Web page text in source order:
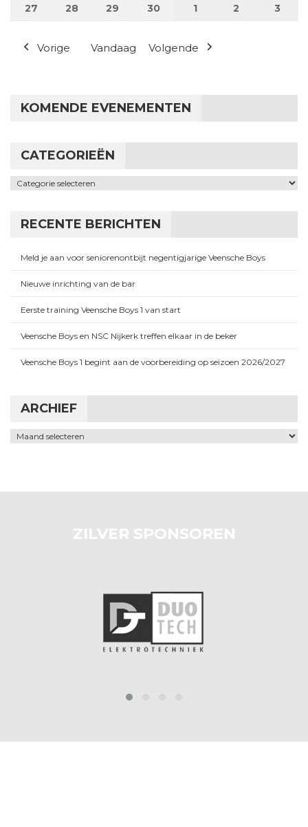
27 27 april 2026
28 28 april 2026
29 29 april 2026
30 30 april 2026
11 mei 2026
2 2 mei 2026
3
Vorige Vandaag Volgende
KOMENDE EVENEMENTEN
CATEGORIEËN
Categorieën
RECENTE BERICHTEN
Meld je aan voor seniorenontbijt negentigjarige Veensche Boys
Nieuwe inrichting van de bar
Eerste training Veensche Boys 1 van start
Veensche Boys en NSC Nijkerk treffen elkaar in de beker
Veensche Boys 1 begint aan de voorbereiding op seizoen 2026/2027
ARCHIEF
Archief
ZILVER SPONSOREN
prev